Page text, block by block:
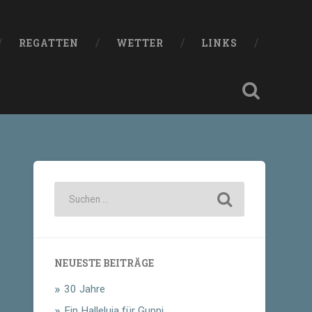
REGATTEN WETTER LINKS
NEUESTE BEITRÄGE
30 Jahre